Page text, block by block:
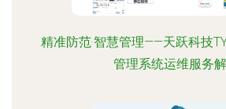
精准防范·智慧管理——天跃科技
管理系统运维服务